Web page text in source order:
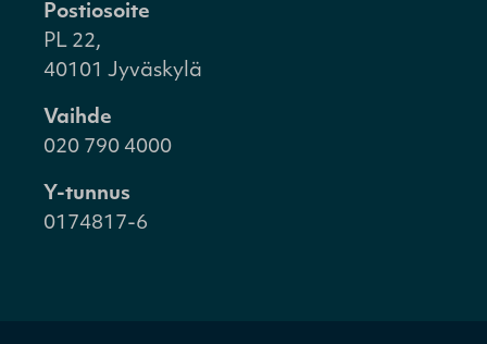
Postiosoite
PL 22,
40101 Jyväskylä
Vaihde
020 790 4000
Y-tunnus
0174817-6